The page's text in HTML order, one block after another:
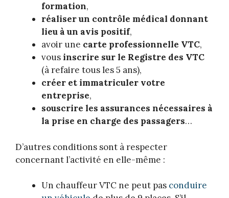
formation,
réaliser un contrôle médical donnant
lieu à un avis positif,
avoir une carte professionnelle VTC,
vousinscrire sur le Registre des VTC
(à refaire tous les 5 ans),
créer et immatriculer votre
entreprise,
souscrire les assurances nécessaires à
la prise en charge des passagers…
D’autres conditions sont à respecter
concernant l’activité en elle-même :
Un chauffeur VTC ne peut pas conduire